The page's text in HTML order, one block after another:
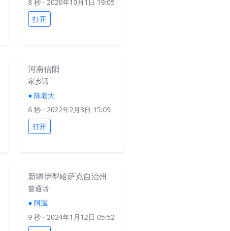
8 秒 · 2020年10月1日 19:05
打开
河南信阳
家乡话
● 陈老大
6 秒 · 2022年2月3日 15:09
打开
新疆伊犁哈萨克自治州
普通话
● 阿温
9 秒 · 2024年1月12日 05:52